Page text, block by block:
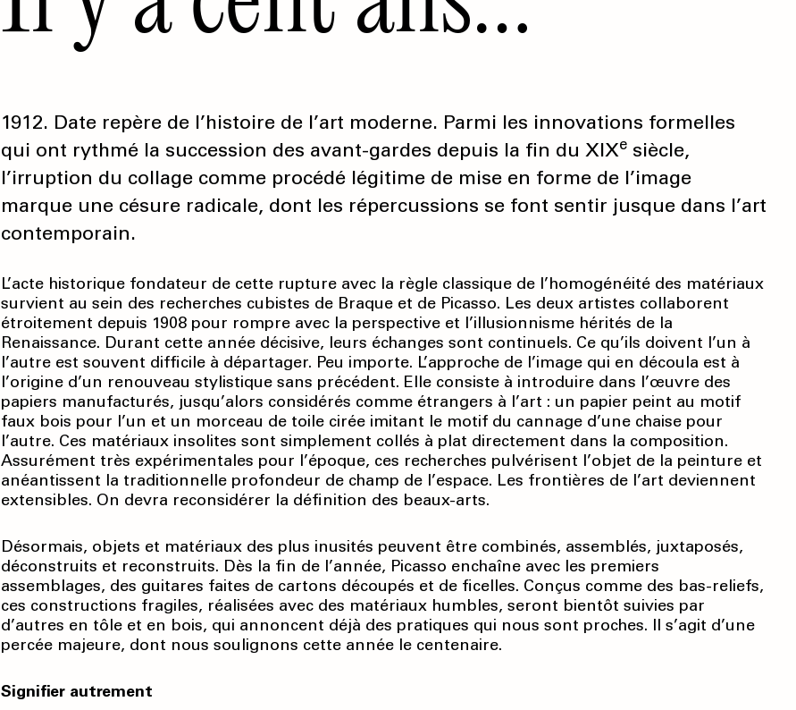
1912. Date repère de l’histoire de l’art moderne. Parmi les innovations formelles
qui ont rythmé la succession des avant-gardes depuis la fin du XIXe siècle,
l’irruption du collage comme procédé légitime de mise en forme de l’image
marque une césure radicale, dont les répercussions se font sentir jusque dans l’art
contemporain.
L’acte historique fondateur de cette rupture avec la règle classique de l’homogénéité des matériaux
survient au sein des recherches cubistes de Braque et de Picasso. Les deux artistes collaborent
étroitement depuis 1908 pour rompre avec la perspective et l’illusionnisme hérités de la
Renaissance. Durant cette année décisive, leurs échanges sont continuels. Ce qu’ils doivent l’un à
l’autre est souvent difficile à départager. Peu importe. L’approche de l’image qui en découla est à
l’origine d’un renouveau stylistique sans précédent. Elle consiste à introduire dans l’œuvre des
papiers manufacturés, jusqu’alors considérés comme étrangers à l’art : un papier peint au motif
faux bois pour l’un et un morceau de toile cirée imitant le motif du cannage d’une chaise pour
l’autre. Ces matériaux insolites sont simplement collés à plat directement dans la composition.
Assurément très expérimentales pour l’époque, ces recherches pulvérisent l’objet de la peinture et
anéantissent la traditionnelle profondeur de champ de l’espace. Les frontières de l’art deviennent
extensibles. On devra reconsidérer la définition des beaux-arts.
Désormais, objets et matériaux des plus inusités peuvent être combinés, assemblés, juxtaposés,
déconstruits et reconstruits. Dès la fin de l’année, Picasso enchaîne avec les premiers
assemblages, des guitares faites de cartons découpés et de ficelles. Conçus comme des bas-reliefs,
ces constructions fragiles, réalisées avec des matériaux humbles, seront bientôt suivies par
d’autres en tôle et en bois, qui annoncent déjà des pratiques qui nous sont proches. Il s’agit d’une
percée majeure, dont nous soulignons cette année le centenaire.
Signifier autrement